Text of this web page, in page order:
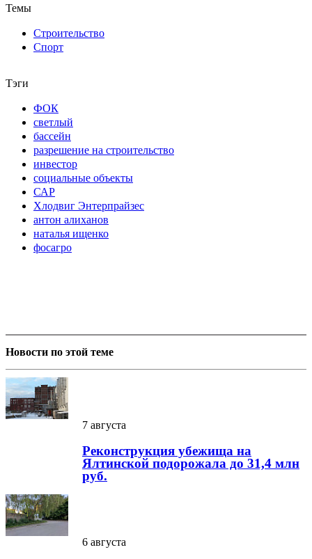
Темы
Строительство
Спорт
Тэги
ФОК
светлый
бассейн
разрешение на строительство
инвестор
социальные объекты
САР
Хлодвиг Энтерпрайзес
антон алиханов
наталья ищенко
фосагро
Новости по этой теме
7 августа
Реконструкция убежища на
Ялтинской подорожала до 31,4 млн
руб.
6 августа